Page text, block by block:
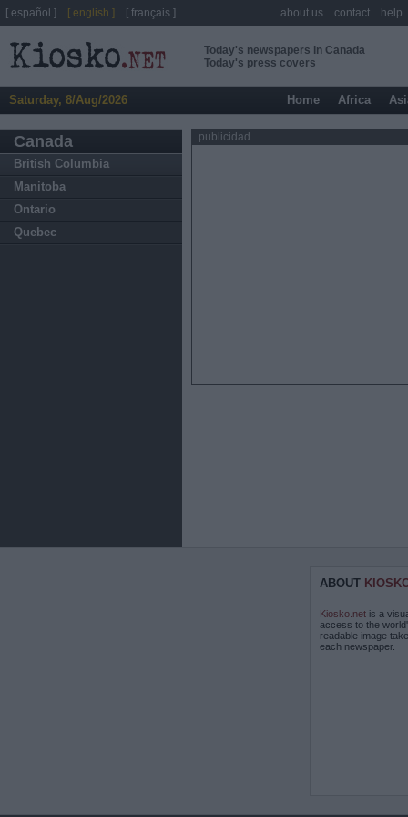
Today's newspapers in Canada
Today's press covers
Saturday, 8/Aug/2026 Home Africa
Canada
British Columbia
Manitoba
Ontario
Quebec
publicidad
ABOUT
Kiosko.net is a
access to the
readable image
each newspaper.
[ español ] [ english ] [ français ] about us contact help